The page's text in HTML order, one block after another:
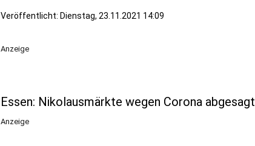
Veröffentlicht: Dienstag, 23.11.2021 14:09
Anzeige
Essen: Nikolausmärkte wegen Corona abgesagt
Anzeige